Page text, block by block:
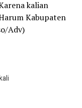
kalian
Kabupaten
Adv)